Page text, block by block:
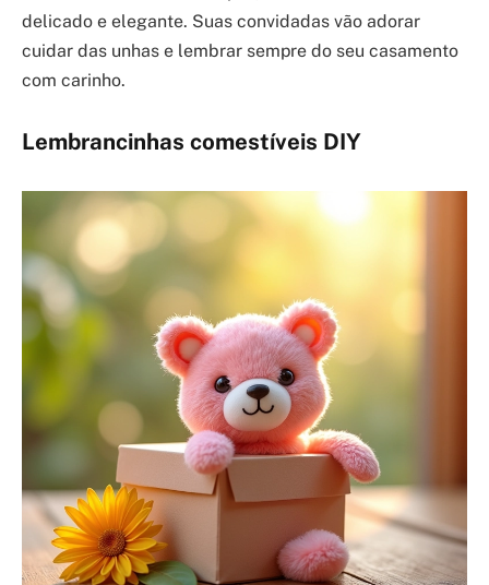
delicado e elegante. Suas convidadas vão adorar
cuidar das unhas e lembrar sempre do seu casamento
com carinho.
Lembrancinhas comestíveis DIY